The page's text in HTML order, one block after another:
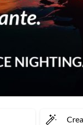
Crea